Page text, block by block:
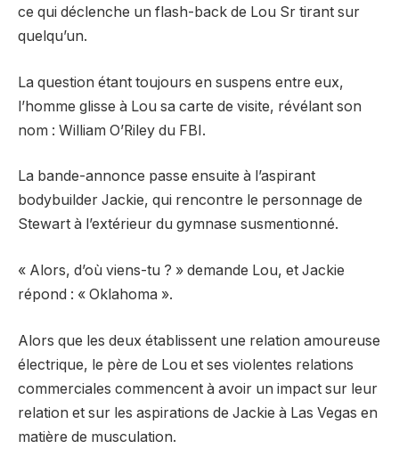
ce qui déclenche un flash-back de Lou Sr tirant sur
quelqu’un.
La question étant toujours en suspens entre eux,
l’homme glisse à Lou sa carte de visite, révélant son
nom : William O’Riley du FBI.
La bande-annonce passe ensuite à l’aspirant
bodybuilder Jackie, qui rencontre le personnage de
Stewart à l’extérieur du gymnase susmentionné.
« Alors, d’où viens-tu ? » demande Lou, et Jackie
répond : « Oklahoma ».
Alors que les deux établissent une relation amoureuse
électrique, le père de Lou et ses violentes relations
commerciales commencent à avoir un impact sur leur
relation et sur les aspirations de Jackie à Las Vegas en
matière de musculation.